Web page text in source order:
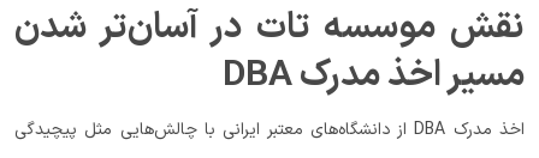
نقش موسسه تات در آسان‌تر شدن
مسیر اخذ مدرک DBA
اخذ مدرک DBA از دانشگاه‌های معتبر ایرانی با چالش‌هایی مثل پیچیدگی